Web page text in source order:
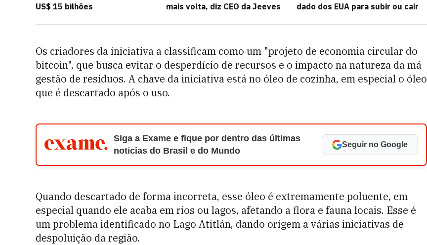
US$ 15 bilhões
mais volta, diz CEO da Jeeves
dado dos EUA para subir ou cair
Os criadores da iniciativa a classificam como um "projeto de economia circular do
bitcoin", que busca evitar o desperdício de recursos e o impacto na natureza da má
gestão de resíduos. A chave da iniciativa está no óleo de cozinha, em especial o óleo
que é descartado após o uso.
Siga a Exame e fique por dentro das últimas
notícias do Brasil e do Mundo
Seguir no Google
Quando descartado de forma incorreta, esse óleo é extremamente poluente, em
especial quando ele acaba em rios ou lagos, afetando a flora e fauna locais. Esse é
um problema identificado no Lago Atitlán, dando origem a várias iniciativas de
despoluição da região.